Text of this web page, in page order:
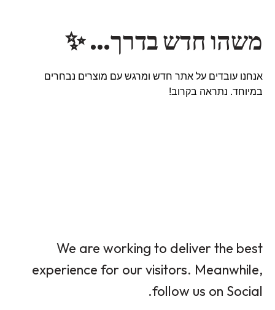
משהו חדש בדרך… ✨
אנחנו עובדים על אתר חדש ומרגש עם מוצרים נבחרים
במיוחד. נתראה בקרוב!
We are working to deliver the best
experience for our visitors. Meanwhile,
follow us on Social.